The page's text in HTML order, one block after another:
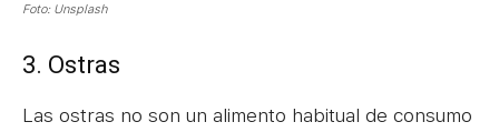
Foto: Unsplash
3. Ostras
Las ostras no son un alimento habitual de consumo